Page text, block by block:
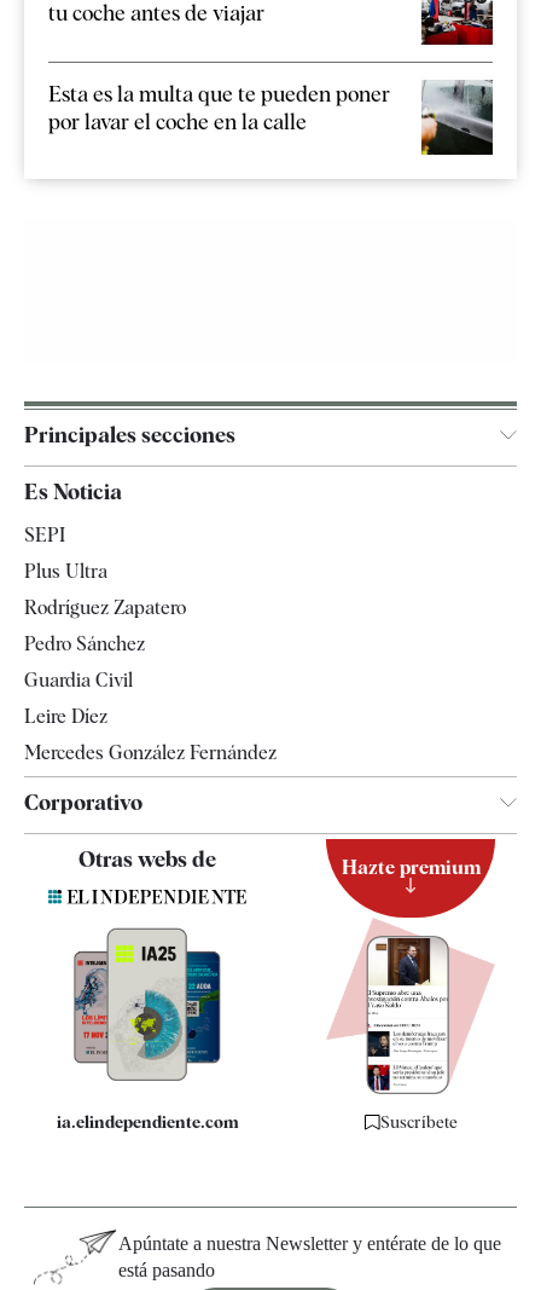
tu coche antes de viajar
Esta es la multa que te pueden poner
por lavar el coche en la calle
Principales secciones
España
Televisión
Es Noticia
SEPI
Plus Ultra
Rodríguez Zapatero
Pedro Sánchez
Guardia Civil
Leire Díez
Mercedes González Fernández
Corporativo
Contacto
Quiénes somos
Especificaciones
Otras webs de
ia.elindependiente.com
Hazte premium
Suscríbete
Apúntate a nuestra Newsletter y entérate de lo que
está pasando